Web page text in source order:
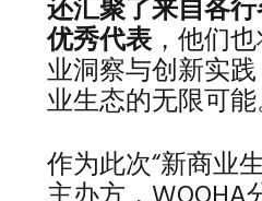
还汇聚了来自各
优秀代表，他们
业洞察与创新实
业生态的无限可能
作为此次“新商业